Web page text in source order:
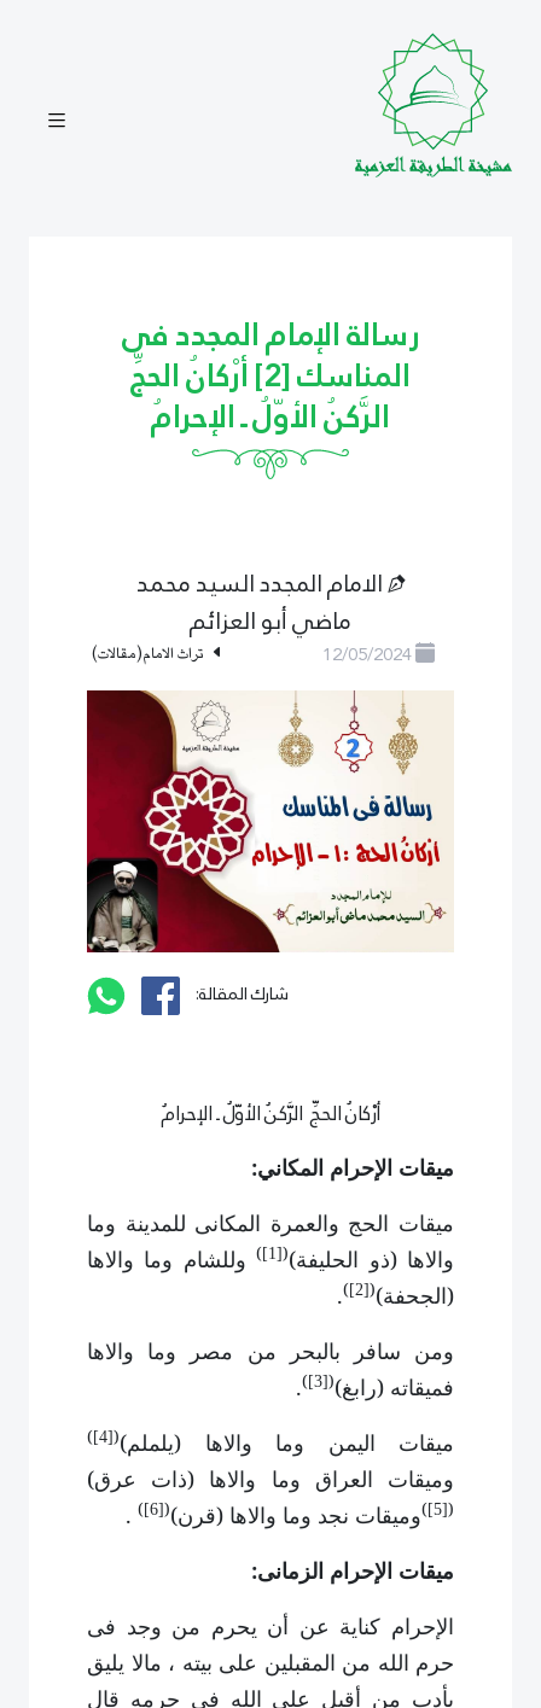
رسالة الإمام المجدد فى
المناسك [2] أرْكانُ الحجِّ
الرَّكنُ الأوّلُ ـ الإحرامُ
الامام المجدد السيد محمد
ماضي أبو العزائم
12/05/2024 تراث الامام(مقالات)
شارك المقالة:
أرْكانُ الحجِّ الرَّكنُ الأوّلُ ـ الإحرامُ
ميقات الإحرام المكاني:
ميقات الحج والعمرة المكانى للمدينة وما
والاها (ذو الحليفة)(
[1]
)وللشام وما والاها
(الجحفة)(
[2]
)
.
ومن سافر بالبحر من مصر وما والاها
فميقاته (رابغ)(
[3]
)
.
ميقات اليمن وما والاها (يلملم)(
[4]
)
وميقات العراق وما والاها (ذات عرق)
(
[5]
)وميقات نجد وما والاها (قرن)(
[6]
)
.
ميقات الإحرام الزمانى:
الإحرام كناية عن أن يحرم من وجد فى
حرم الله من المقبلين على بيته ، مالا يليق
بأدب من أقبل على الله فى حرمه قال